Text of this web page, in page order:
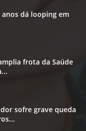
anos dá looping em
frota da Saúde
sofre grave queda